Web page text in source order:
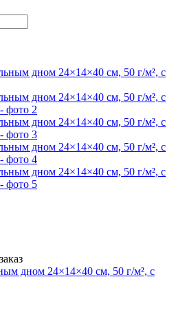
дном 24×14×40 см, 50 г/м², с